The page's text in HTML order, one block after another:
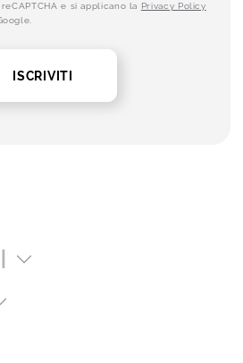
e si applicano la Privacy Policy
ISCRIVITI